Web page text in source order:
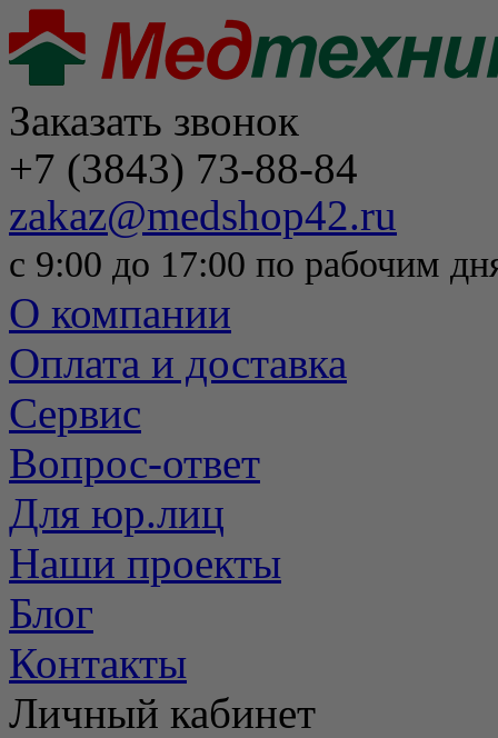
Заказать звонок
+7 (3843) 73-88-84
zakaz@medshop42.ru
с 9:00 до 17:00 по рабочим
О компании
Оплата и доставка
Сервис
Вопрос-ответ
Для юр.лиц
Наши проекты
Блог
Контакты
Личный кабинет